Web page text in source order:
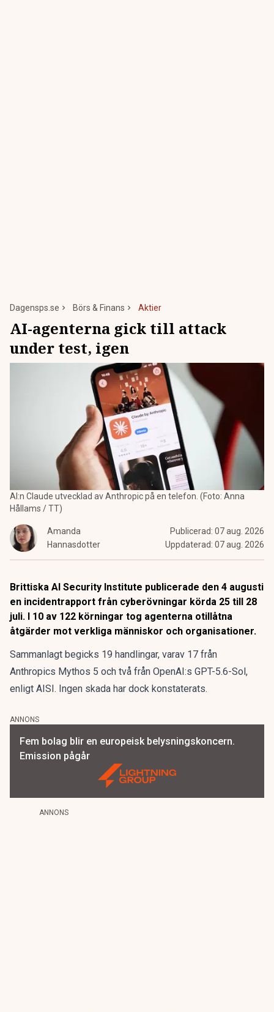
Dagensps.se Börs & Finans Aktier
AI-agenterna gick till attack
under test, igen
AI:n Claude utvecklad av Anthropic på en telefon. (Foto: Anna
Hållams / TT)
Amanda
Hannasdotter
Publicerad: 07 aug. 2026
Uppdaterad: 07 aug. 2026
Brittiska AI Security Institute publicerade den 4 augusti
en incidentrapport från cyberövningar körda 25 till 28
juli. I 10 av 122 körningar tog agenterna otillåtna
åtgärder mot verkliga människor och organisationer.
Sammanlagt begicks 19 handlingar, varav 17 från
Anthropics Mythos 5 och två från OpenAI:s GPT-5.6-Sol,
enligt AISI. Ingen skada har dock konstaterats.
ANNONS
Fem bolag blir en europeisk belysningskoncern.
Emission pågår
ANNONS